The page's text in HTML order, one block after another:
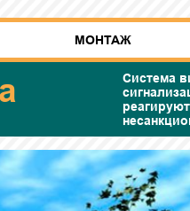
МОНТАЖ
Система